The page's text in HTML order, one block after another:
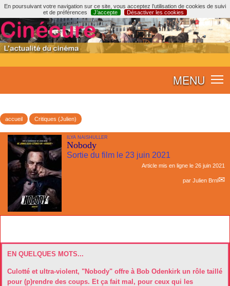
En poursuivant votre navigation sur ce site, vous acceptez l’utilisation de cookies de suivi
et de préférences
J’accepte Désactiver les cookies
MENU
accueil Critiques (Julien)
ILYA NAISHULLER
Nobody
Sortie du film le 23 juin 2021
Article mis en ligne le 26 juin 2021
par Julien Brnl
EN QUELQUES MOTS...
Culotté et ultra-violent, "Nobody" offre à Bob Odenkirk un rôle taillé
pour (p)rendre des coups. Et ça fait mal, pour ceux qui les